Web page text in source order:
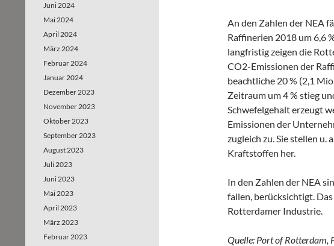
An den Zahlen der NEA
Raffinerien 2018 um 6,6
langfristig zeigen die
CO2-Emissionen der
beachtliche 20 % (2,1
Zeitraum um 4 % stieg
Schwefelgehalt erzeugt
Emissionen der
zugleich zu. Sie stellen u.
Kraftstoffen her.
In den Zahlen der NEA
fallen, berücksichtigt.
Rotterdamer Industrie.
Quelle: Port of Rotterdam,
Juni 2024
Mai 2024
April 2024
März 2024
Februar 2024
Januar 2024
Dezember 2023
November 2023
Oktober 2023
September 2023
August 2023
Juli 2023
Juni 2023
Mai 2023
April 2023
März 2023
Februar 2023